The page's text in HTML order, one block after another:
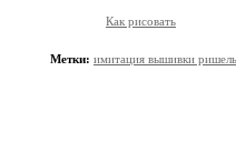
Как рисовать
Метки: имитация вышивки